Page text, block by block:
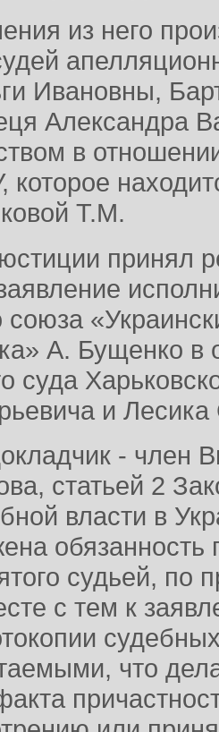
из него
Ивановны,
Александра
в
Т.М.
принял
союза
А. Бущенко в
суда
и
- член
статьей 2
власти в
обязанность
судьей, по
с тем к
что